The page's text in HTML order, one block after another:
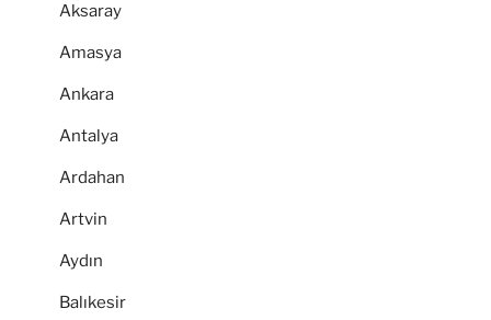
Aksaray
Amasya
Ankara
Antalya
Ardahan
Artvin
Aydın
Balıkesir